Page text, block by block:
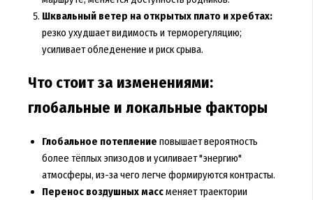
Шквальный ветер на открытых плато и хребтах:
резко ухудшает видимость и терморегуляцию;
усиливает обледенение и риск срыва.
Что стоит за изменениями:
глобальные и локальные факторы
Глобальное потепление повышает вероятность
более тёплых эпизодов и усиливает "энергию"
атмосферы, из-за чего легче формируются контрасты.
Перенос воздушных массменяет траектории